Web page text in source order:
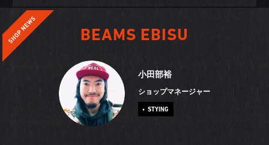
BEAMS EBISU
小田部裕
ショップマネージャー
STYING